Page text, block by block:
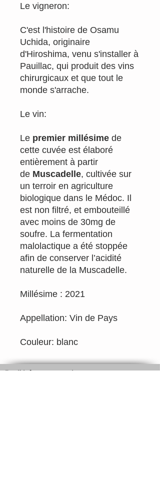
Le vigneron:
C'est l'histoire de Osamu
Uchida, originaire
d'Hiroshima, venu s'installer à
Pauillac, qui produit des vins
chirurgicaux et que tout le
monde s'arrache.
Le vin:
Le premier millésime de
cette cuvée est élaboré
entièrement à partir
de Muscadelle, cultivée sur
un terroir en agriculture
biologique dans le Médoc. Il
est non filtré, et embouteillé
avec moins de 30mg de
soufre. La fermentation
malolactique a été stoppée
afin de conserver l’acidité
naturelle de la Muscadelle.
Millésime : 2021
Appellation: Vin de Pays
Couleur: blanc
Emailinfo@rougepassion.org